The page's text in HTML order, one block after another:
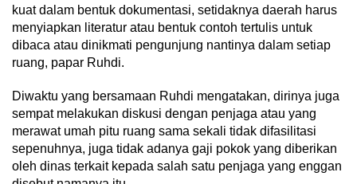
kuat dalam bentuk dokumentasi, setidaknya daerah harus
menyiapkan literatur atau bentuk contoh tertulis untuk
dibaca atau dinikmati pengunjung nantinya dalam setiap
ruang, papar Ruhdi.
Diwaktu yang bersamaan Ruhdi mengatakan, dirinya juga
sempat melakukan diskusi dengan penjaga atau yang
merawat umah pitu ruang sama sekali tidak difasilitasi
sepenuhnya, juga tidak adanya gaji pokok yang diberikan
oleh dinas terkait kepada salah satu penjaga yang enggan